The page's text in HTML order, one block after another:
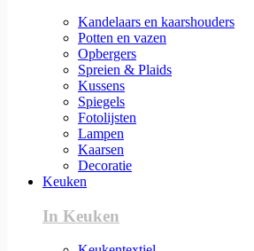
Kandelaars en kaarshouders
Potten en vazen
Opbergers
Spreien & Plaids
Kussens
Spiegels
Fotolijsten
Lampen
Kaarsen
Decoratie
Keuken
In Keuken